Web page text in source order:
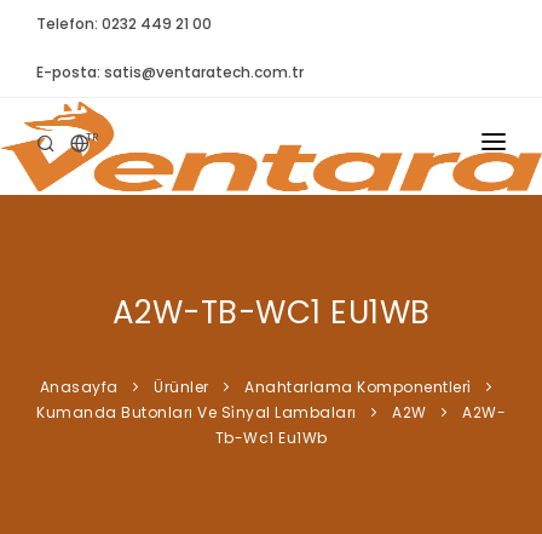
Telefon: 0232 449 21 00
E-posta: satis@ventaratech.com.tr
TR
ANASAYFA
ÜRÜNLER
BLOG
A2W-TB-WC1 EU1WB
Anasayfa Ürünler
Anahtarlama Komponentleri̇
Kumanda Butonları Ve Si̇nyal Lambaları
A2W
A2W-
Tb-Wc1 Eu1Wb